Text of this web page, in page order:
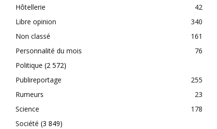
Hôtellerie
42
Libre opinion
340
Non classé
161
Personnalité du mois
76
Politique (2 572)
Publireportage
255
Rumeurs
23
Science
178
Société (3 849)